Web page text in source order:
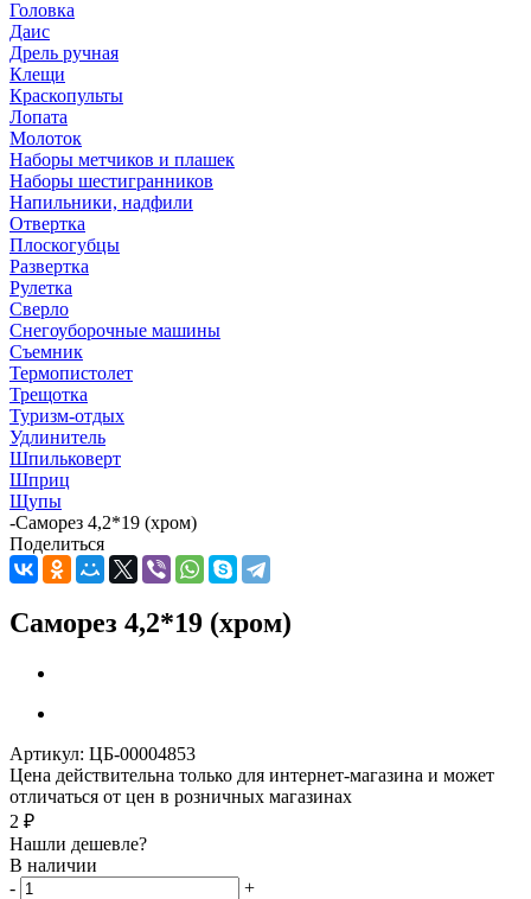
Головка
Даис
Дрель ручная
Клещи
Краскопульты
Лопата
Молоток
Наборы метчиков и плашек
Наборы шестигранников
Напильники, надфили
Отвертка
Плоскогубцы
Развертка
Рулетка
Сверло
Снегоуборочные машины
Съемник
Термопистолет
Трещотка
Туризм-отдых
Удлинитель
Шпильковерт
Шприц
Щупы
-Саморез 4,2*19 (хром)
Поделиться
Саморез 4,2*19 (хром)
Артикул: ЦБ-00004853
Цена действительна только для интернет-магазина и может
отличаться от цен в розничных магазинах
2 ₽
Нашли дешевле?
В наличии
-
+